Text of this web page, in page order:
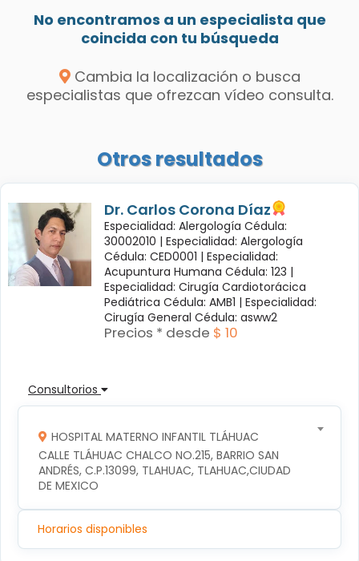
No encontramos a un especialista que
coincida con tu búsqueda
Cambia la localización o busca
especialistas que ofrezcan vídeo consulta.
Otros resultados
Dr. Carlos Corona Díaz
Especialidad: Alergología Cédula:
30002010 | Especialidad: Alergología
Cédula: CED0001 | Especialidad:
Acupuntura Humana Cédula: 123 |
Especialidad: Cirugía Cardiotorácica
Pediátrica Cédula: AMB1 | Especialidad:
Cirugía General Cédula: asww2
Precios * desde $ 10
Consultorios
HOSPITAL MATERNO INFANTIL TLÁHUAC
CALLE TLÁHUAC CHALCO NO.215, BARRIO SAN
ANDRÉS, C.P.13099, TLAHUAC, TLAHUAC,CIUDAD
DE MEXICO
Horarios disponibles